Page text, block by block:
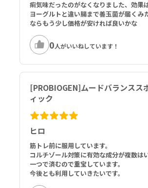
痢気味だったのがなくなりました、効果
ヨーグルトと違い腸まで善玉菌が届くみ
ならもう少し価格が安ければ良いかな
0人がいいねしています！
[PROBIOGEN]ムードバランスス
ィック
ヒロ
筋トレ前に服用しています。
コルチゾール対策に有効な成分が複数は
一つで済むので重宝しています。
今後とも利用していきたいです。